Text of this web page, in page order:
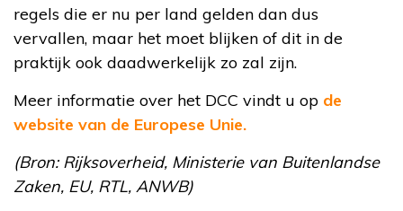
regels die er nu per land gelden dan dus
vervallen, maar het moet blijken of dit in de
praktijk ook daadwerkelijk zo zal zijn.
Meer informatie over het DCC vindt u op de
website van de Europese Unie.
(Bron: Rijksoverheid, Ministerie van Buitenlandse
Zaken, EU, RTL, ANWB)